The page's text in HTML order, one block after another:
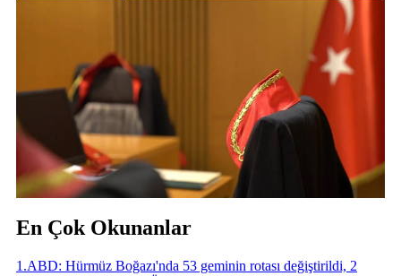
En Çok Okunanlar
1 .ABD: Hürmüz Boğazı'nda 53 geminin rotası değiştirildi, 2